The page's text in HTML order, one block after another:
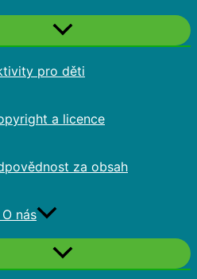
pro děti
a licence
za obsah
nás